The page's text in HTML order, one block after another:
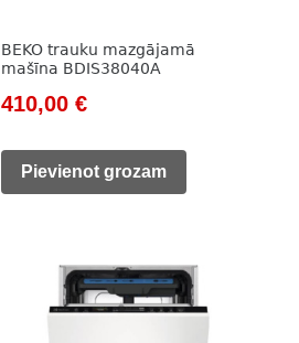
BEKO trauku mazgājamā
mašīna BDIS38040A
Original
was:
410,00 €Current
is:
Pievienot grozam